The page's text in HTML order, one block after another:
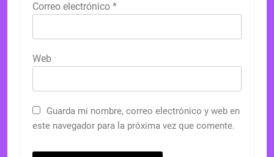
Correo electrónico *
Web
Guarda mi nombre, correo electrónico y web en
este navegador para la próxima vez que comente.